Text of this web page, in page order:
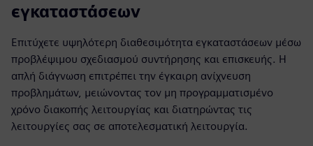
εγκαταστάσεων
Επιτύχετε υψηλότερη διαθεσιμότητα εγκαταστάσεων μέσω
προβλέψιμου σχεδιασμού συντήρησης και επισκευής. Η
απλή διάγνωση επιτρέπει την έγκαιρη ανίχνευση
προβλημάτων, μειώνοντας τον μη προγραμματισμένο
χρόνο διακοπής λειτουργίας και διατηρώντας τις
λειτουργίες σας σε αποτελεσματική λειτουργία.